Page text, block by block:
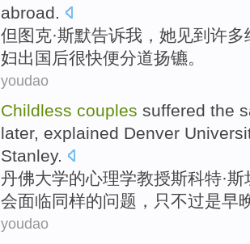
abroad
但图克·斯默告诉我 ， 她见到 许多
妇出国 后很快便分道扬镳。
youdao
Childless couples suffered the
later, explained Denver
Stanley.
丹佛大学的心理学教授斯科特·斯
会面临同样的问题 ， 只不过是早
youdao